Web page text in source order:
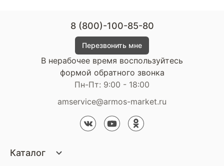
Каталог
8 (800)-100-85-80
Перезвонить мне
В нерабочее время воспользуйтесь
формой обратного звонка
Пн-Пт: 9:00 - 18:00
amservice@armos-market.ru